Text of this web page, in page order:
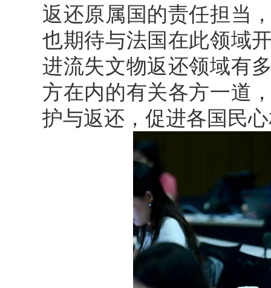
返还原属国的责任担当
也期待与法国在此领域
进流失文物返还领域有
方在内的有关各方一道
护与返还，促进各国民